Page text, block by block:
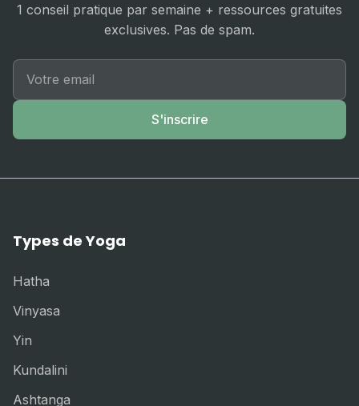
1 conseil pratique par semaine + ressources gratuites
exclusives. Pas de spam.
S'inscrire
Types de Yoga
Hatha
Vinyasa
Yin
Kundalini
Ashtanga